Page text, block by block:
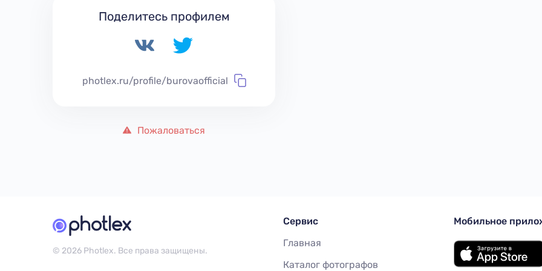
Поделитесь профилем
photlex.ru/profile/burovaofficial
Пожаловаться
© 2026 Photlex. Все права защищены.
Сервиc
Главная
Каталог фотографов
Мобильное